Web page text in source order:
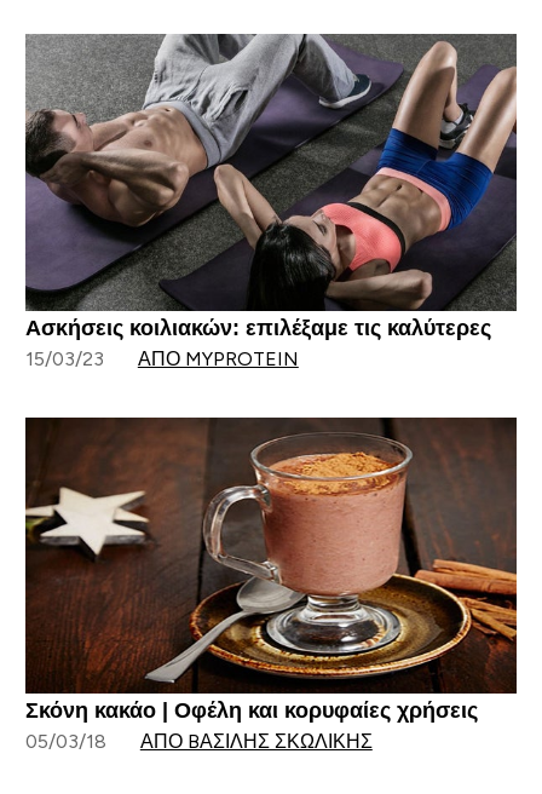
Ασκήσεις κοιλιακών: επιλέξαμε τις καλύτερες
15/03/23 ΑΠΌ MYPROTEIN
Σκόνη κακάο | Οφέλη και κορυφαίες χρήσεις
05/03/18 ΑΠΌ BΑΣΊΛΗΣ ΣΚΩΛΊΚΗΣ